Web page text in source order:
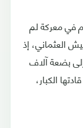
في معركة لم
العثماني، إذ
إلى بضعة آلاف
الكبار،